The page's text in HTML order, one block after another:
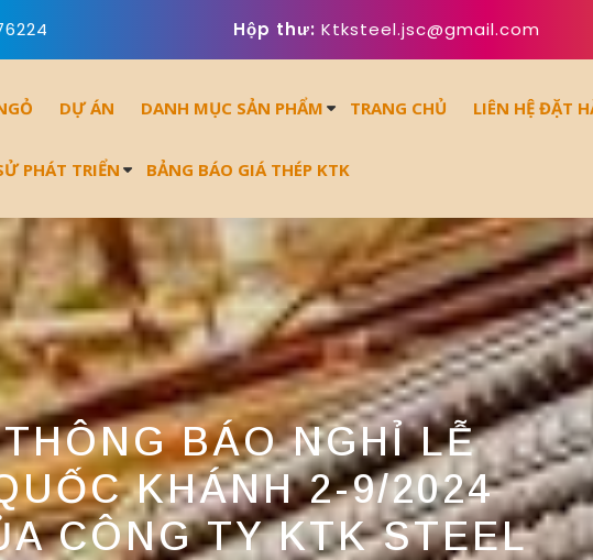
Hộp thư: Ktksteel.jsc@gmail.com
DỰ ÁN DANH MỤC SẢN PHẨM TRANG CHỦ LIÊN HỆ ĐẶT
PHÁT TRIỂN BẢNG BÁO GIÁ THÉP KTK
THÔNG BÁO NGHỈ LỄ
KHÁNH 2-9/2024
CÔNG TY KTK STEEL